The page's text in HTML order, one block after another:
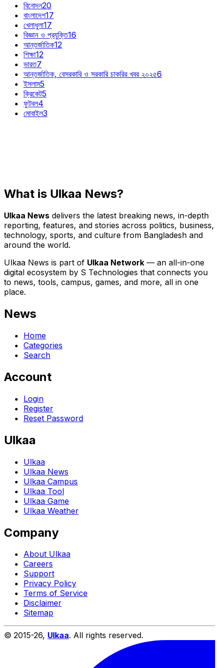
বিনোদন20
বাংলাদেশ17
খেলাধুলা17
বিজ্ঞান ও প্রযুক্তি16
আন্তর্জাতিক12
শিক্ষা12
ভারত7
আন্তর্জাতিক, বেসরকারি ও সরকারি চাকরির খবর ২০২৫6
ইসলাম5
ক্রিকেট5
ফুটবল4
মোবাইল3
What is Ulkaa News?
Ulkaa News delivers the latest breaking news, in-depth
reporting, features, and stories across politics, business,
technology, sports, and culture from Bangladesh and
around the world.
Ulkaa News is part of Ulkaa Network — an all-in-one
digital ecosystem by S Technologies that connects you
to news, tools, campus, games, and more, all in one
place.
News
Home
Categories
Search
Account
Login
Register
Reset Password
Ulkaa
Ulkaa
Ulkaa News
Ulkaa Campus
Ulkaa Tool
Ulkaa Game
Ulkaa Weather
Company
About Ulkaa
Careers
Support
Privacy Policy
Terms of Service
Disclaimer
Sitemap
© 2015-26, Ulkaa. All rights reserved.